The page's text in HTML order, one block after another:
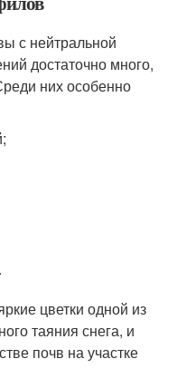
с нейтральной
достаточно много,
них особенно
цветки одной из
таяния снега, и
почв на участке